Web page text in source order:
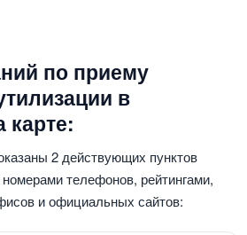
по приему
в
2 действующих пунктов
телефонов, рейтингами,
и официальных сайтов: